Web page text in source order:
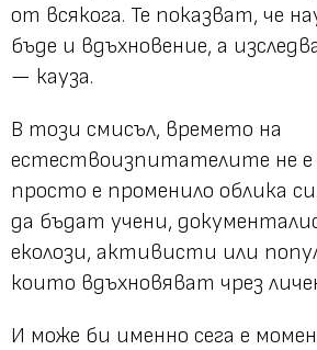
от всякога. Те показват, че
бъде и вдъхновение, а
— кауза.
В този смисъл, времето на
естествоизпитателите не е
просто е променило облика
да бъдат учени,
еколози, активисти или
които вдъхновяват чрез
И може би именно сега е